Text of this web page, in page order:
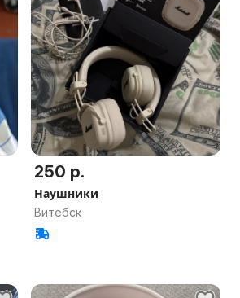
250 р.
Наушники
Витебск